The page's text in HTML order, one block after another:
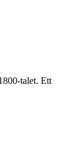
talet. Ett